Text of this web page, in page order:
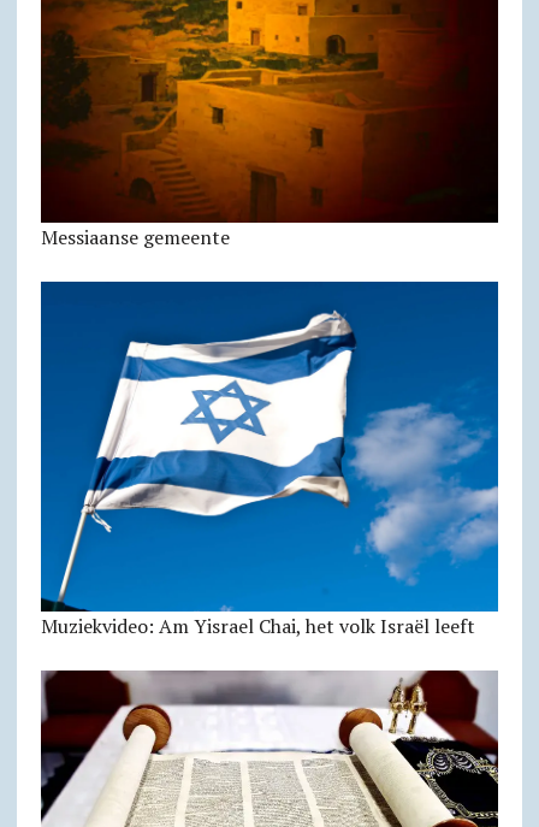
Messiaanse gemeente
Muziekvideo: Am Yisrael Chai, het volk Israël leeft